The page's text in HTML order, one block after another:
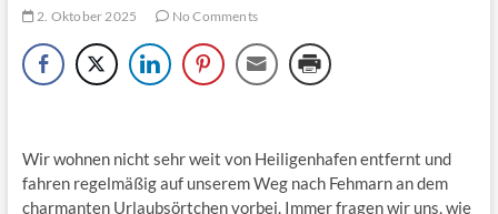
2. Oktober 2025 No Comments
Wir wohnen nicht sehr weit von Heiligenhafen entfernt und
fahren regelmäßig auf unserem Weg nach Fehmarn an dem
charmanten Urlaubsörtchen vorbei. Immer fragen wir uns, wie